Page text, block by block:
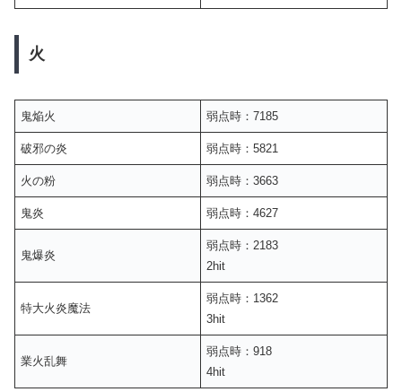
火
鬼焔火 弱点時：7185
破邪の炎 弱点時：5821
火の粉 弱点時：3663
鬼炎 弱点時：4627
鬼爆炎
弱点時：2183
2hit
特大火炎魔法
弱点時：1362
3hit
業火乱舞
弱点時：918
4hit